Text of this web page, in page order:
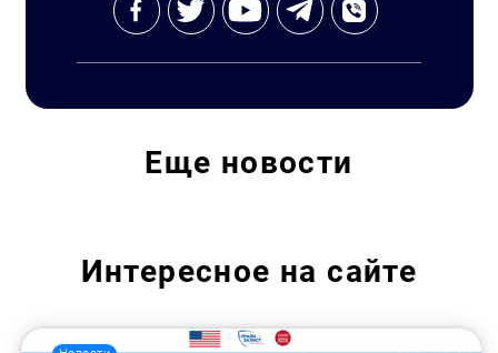
Еще новости
Интересное на сайте